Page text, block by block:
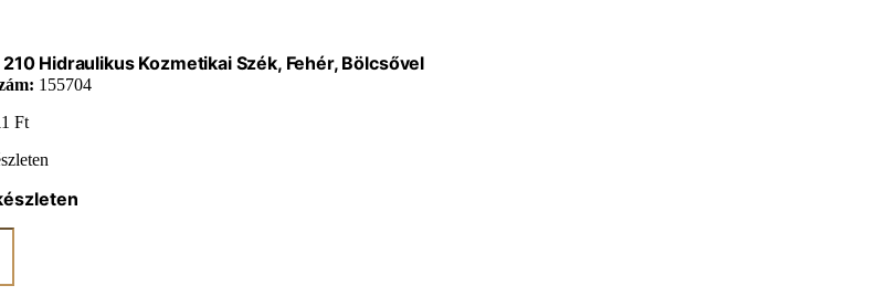
Hidraulikus Kozmetikai Szék, Fehér, Bölcsővel
155704
Ft